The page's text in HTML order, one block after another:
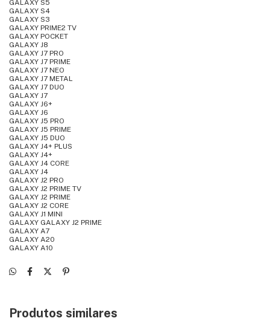
GALAXY S5
GALAXY S4
GALAXY S3
GALAXY PRIME2 TV
GALAXY POCKET
GALAXY J8
GALAXY J7 PRO
GALAXY J7 PRIME
GALAXY J7 NEO
GALAXY J7 METAL
GALAXY J7 DUO
GALAXY J7
GALAXY J6+
GALAXY J6
GALAXY J5 PRO
GALAXY J5 PRIME
GALAXY J5 DUO
GALAXY J4+ PLUS
GALAXY J4+
GALAXY J4 CORE
GALAXY J4
GALAXY J2 PRO
GALAXY J2 PRIME TV
GALAXY J2 PRIME
GALAXY J2 CORE
GALAXY J1 MINI
GALAXY GALAXY J2 PRIME
GALAXY A7
GALAXY A20
GALAXY A10
Produtos similares